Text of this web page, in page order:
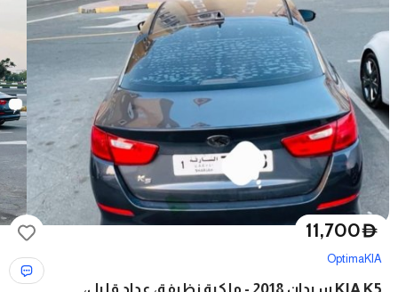
D
11,700
KIA
Optima